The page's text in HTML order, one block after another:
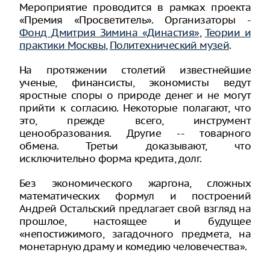
Мероприятие проводится в рамках проекта
«Премия «Просветитель». Организаторы -
Фонд Дмитрия Зимина «Династия», Теории и
практики Москвы,Политехнический музей.
На протяжении столетий известнейшие
ученые, финансисты, экономисты ведут
яростные споры о природе денег и не могут
прийти к согласию. Некоторые полагают, что
это, прежде всего, инструмент
ценообразования. Другие -- товарного
обмена. Третьи доказывают, что
исключительно форма кредита, долг.
Без экономического жаргона, сложных
математических формул и построений
Андрей Остальский предлагает свой взгляд на
прошлое, настоящее и будущее
«непостижимого, загадочного предмета, на
монетарную драму и комедию человечества».